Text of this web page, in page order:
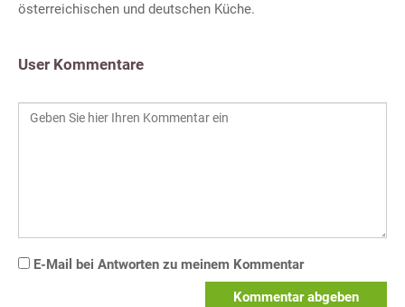
österreichischen und deutschen Küche.
User Kommentare
E-Mail bei Antworten zu meinem Kommentar
Kommentar abgeben